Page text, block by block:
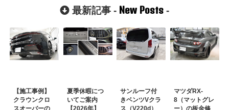
E220d】
最新記事 - New Posts -
【施工事例】
クラウンクロ
スオーバーの
夏季休暇につ
いてご案内
【2026年】
サンルーフ付
きベンツVクラ
ス（V220d）
マツダRX-
8（マットグレ
ー）の板金修